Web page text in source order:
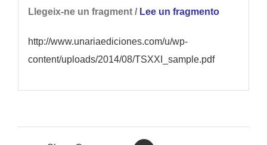
Llegeix-ne un fragment / Lee un fragmento
http://www.unariaediciones.com/u/wp-
content/uploads/2014/08/TSXXI_sample.pdf